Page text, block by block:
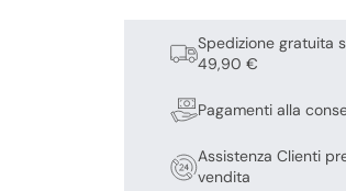
Spedizione gratuita
49,90 €
Pagamenti alla
Assistenza Clienti
vendita